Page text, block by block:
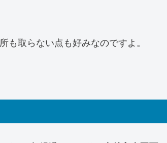
取らない点も好みなのですよ。